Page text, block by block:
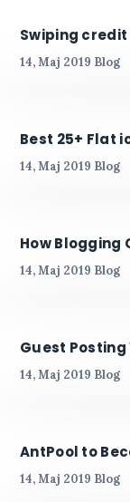
Swiping
14, Maj 2019 Blog
Best 25+ Flat
14, Maj 2019 Blog
How Blogging
14, Maj 2019 Blog
Guest
14, Maj 2019 Blog
AntPool to
14, Maj 2019 Blog